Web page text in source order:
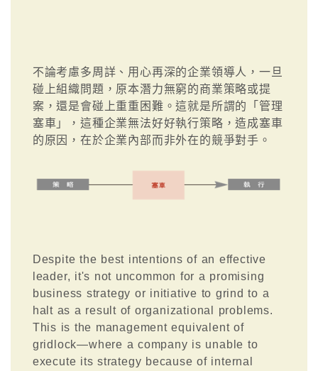
不論考慮多周詳、用心再深的企業領導人，一旦
碰上組織問題，原本潛力無窮的商業策略或提
案，還是會碰上重重困難。這就是所謂的「管理
塞車」，這種企業無法好好執行策略，造成塞車
的原因，在於企業內部而非外在的競爭對手。
Despite the best intentions of an effective
leader, it's not uncommon for a promising
business strategy or initiative to grind to a
halt as a result of organizational problems.
This is the management equivalent of
gridlock—where a company is unable to
execute its strategy because of internal